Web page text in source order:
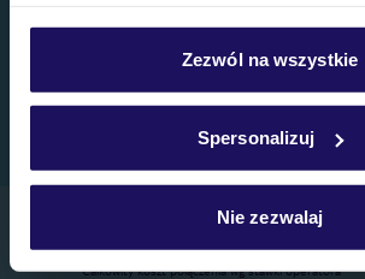
personalizować swój wybór wchodząc
Szczegółowe informacje o plikach
Zezwól na wszystkie
Spersonalizuj
Nie zezwalaj
Telefoniczne Centrum Rezerwacji
22 270 31 20
Całkowity koszt połączenia wg stawki operatora